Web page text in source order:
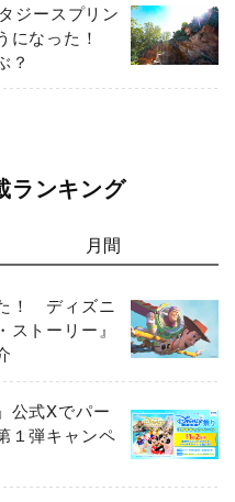
ジースプリン
になった！
？
ランキング
月間
！ ディズニ
トーリー』
公式Xでパー
１弾キャンペ